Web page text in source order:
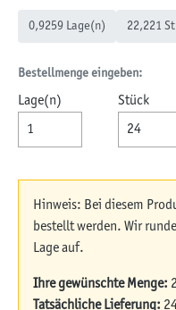
0,9259 Lage(n) 22,221
Bestellmenge eingeben:
Lage(n) Stück
Hinweis: Bei diesem
bestellt werden. Wir
Lage auf.
Ihre gewünschte Menge:
Tatsächliche Lieferung: